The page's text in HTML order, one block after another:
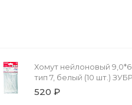
Хомут нейлоновый
тип 7, белый (10 шт.) ЗУБР
520 ₽